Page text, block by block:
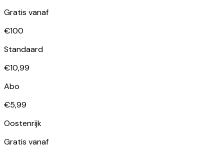
Gratis vanaf
€100
Standaard
€10,99
Abo
€5,99
Oostenrijk
Gratis vanaf